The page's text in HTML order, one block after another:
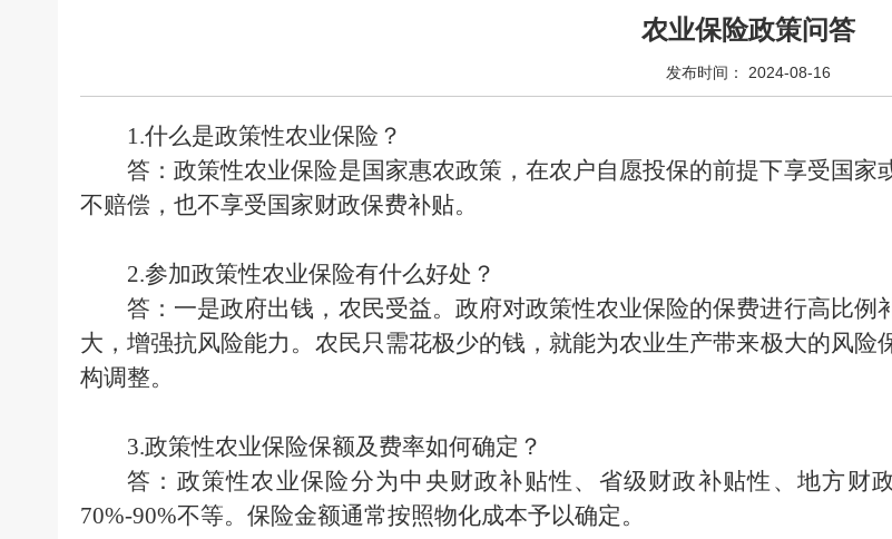
农业保险政策问答
发布时间： 2024-08-16
1.什么是政策性农业保险？
答：政策性农业保险是国家惠农政策，在农户自愿投保的前提下享受国家
不赔偿，也不享受国家财政保费补贴。
2.参加政策性农业保险有什么好处？
答：一是政府出钱，农民受益。政府对政策性农业保险的保费进行高比
大，增强抗风险能力。农民只需花极少的钱，就能为农业生产带来极大的风
构调整。
3.政策性农业保险保额及费率如何确定？
答：政策性农业保险分为中央财政补贴性、省级财政补贴性、地方财
70%-90%不等。保险金额通常按照物化成本予以确定。